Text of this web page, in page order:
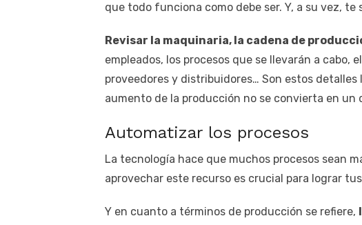
que todo funciona como debe ser. Y, a su vez, te
Revisar la maquinaria, la cadena de
empleados, los procesos que se llevarán a cabo,
proveedores y distribuidores… Son estos
aumento de la producción no se convierta en un
Automatizar los procesos
La tecnología hace que muchos procesos sean
aprovechar este recurso es crucial para lograr
Y en cuanto a términos de producción se refiere,